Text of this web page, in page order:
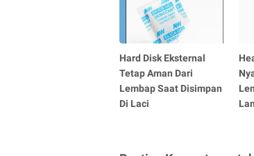
Hard Disk Eksternal
Tetap Aman Dari
Lembap Saat Disimpan
Di Laci